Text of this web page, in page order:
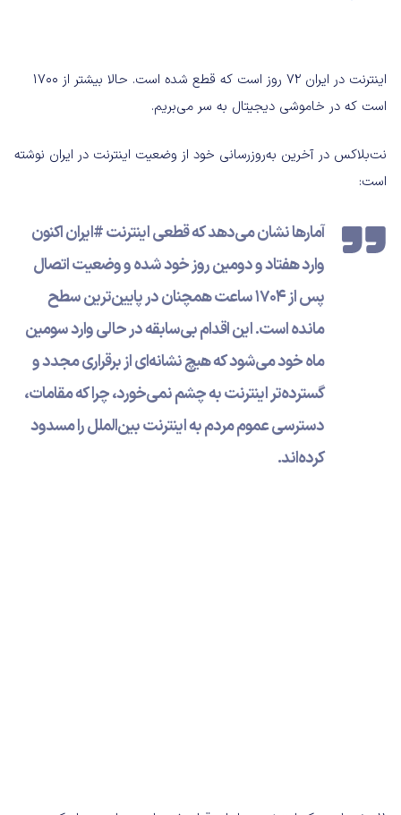
اینترنت در ایران ۷۲ روز است که قطع شده است. حالا بیشتر از ۱۷۰۰
است که در خاموشی دیجیتال به سر می‌بریم.
نت‌بلاکس در آخرین به‌روزرسانی خود از وضعیت اینترنت در ایران نوشته
است:
آمارها نشان می‌دهد که قطعی اینترنت #ایران اکنون
وارد هفتاد و دومین روز خود شده و وضعیت اتصال
پس از ۱۷۰۴ ساعت همچنان در پایین‌ترین سطح
مانده است. این اقدام بی‌سابقه در حالی وارد سومین
ماه خود می‌شود که هیچ نشانه‌ای از برقراری مجدد و
گسترده‌تر اینترنت به چشم نمی‌خورد، چرا که مقامات،
دسترسی عموم مردم به اینترنت بین‌الملل را مسدود
کرده‌اند.